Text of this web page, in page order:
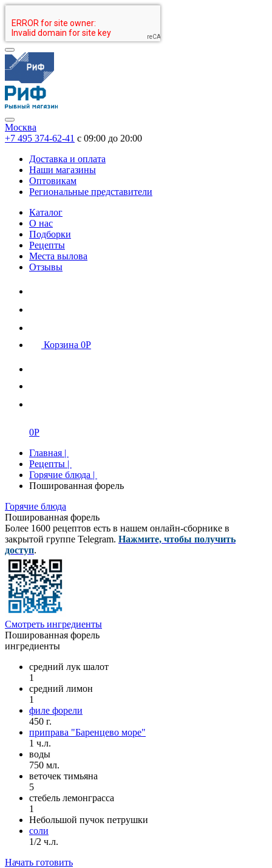
Москва
+7 495 374-62-41 c 09:00 до 20:00
Доставка и оплата
Наши магазины
Оптовикам
Региональные представители
Каталог
О нас
Подборки
Рецепты
Места вылова
Отзывы
Корзина 0Р
0Р
Главная |
Рецепты |
Горячие блюда |
Пошированная форель
Горячие блюда
Пошированная форель
Более 1600 рецептов есть в нашем онлайн-сборнике в
закрытой группе Telegram. Нажмите, чтобы получить
доступ.
Смотреть ингредиенты
Пошированная форель
ингредиенты
средний лук шалот
1
средний лимон
1
филе форели
450 г.
приправа "Баренцево море"
1 ч.л.
воды
750 мл.
веточек тимьяна
5
стебель лемонграсса
1
Небольшой пучок петрушки
соли
1/2 ч.л.
Начать готовить